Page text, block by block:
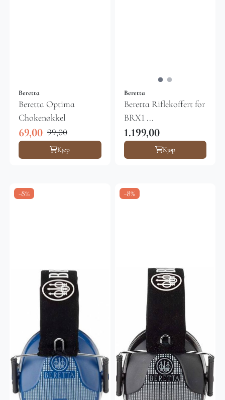
Beretta
Beretta Optima
Chokenøkkel
69,00 99,00
Kjøp
Beretta
Beretta Riflekoffert for
BRX1 ...
1.199,00
Kjøp
-8% -8%